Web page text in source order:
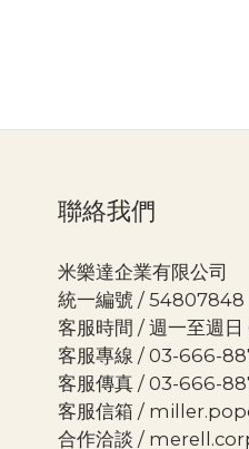
聯絡我們
米樂達企業有限公司
統一編號 / 54807848
客服時間 / 週一至週
客服專線 / 03-666-
客服傳真 / 03-666-
客服信箱 /
合作洽談 /